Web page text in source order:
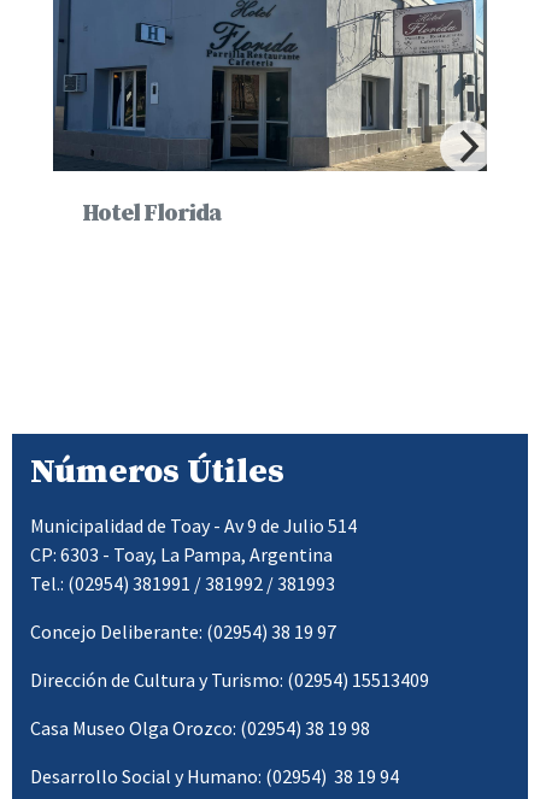
Hotel Florida
Números Útiles
Municipalidad de Toay - Av 9 de Julio 514
CP: 6303 - Toay, La Pampa, Argentina
Tel.: (02954) 381991 / 381992 / 381993
Concejo Deliberante: (02954) 38 19 97
Dirección de Cultura y Turismo: (02954) 15513409
Casa Museo Olga Orozco: (02954) 38 19 98
Desarrollo Social y Humano: (02954) 38 19 94